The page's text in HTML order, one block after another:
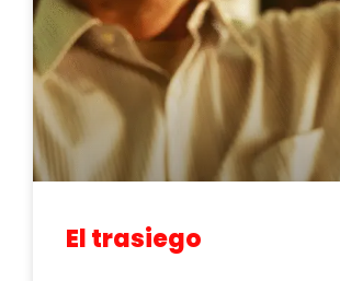
El trasiego